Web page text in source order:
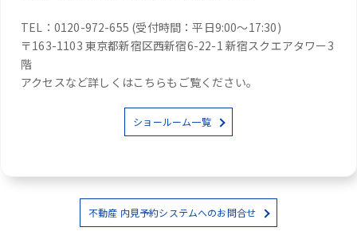
TEL：0120-972-655 (受付時間：平日9:00～17:30)
〒163-1103 東京都新宿区西新宿6-22-1 新宿スクエアタワー3
階
アクセスなど詳しくはこちらもご覧ください。
ショールーム一覧
不動産 内見予約システムへのお問合せ